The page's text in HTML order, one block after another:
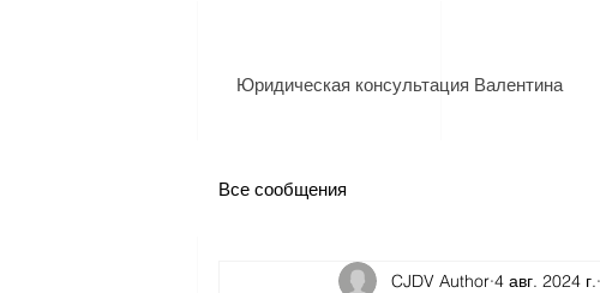
Юридическая консультация Валентина
Все сообщения
CJDV Author 4 авг. 2024 г.